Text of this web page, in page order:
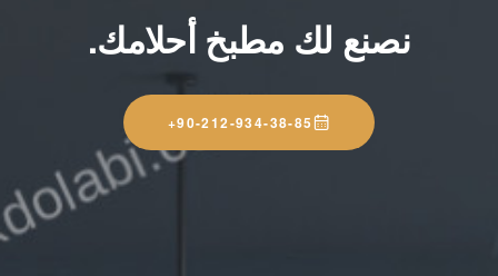
نصنع لك مطبخ أحلامك.
90-212-934-38-85+